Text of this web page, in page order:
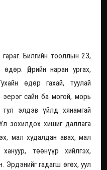
Билгийн тооллын 23,
Өдрийн наран ургах,
өдөр гахай, туулай
сайн ба могой, морь
элдэв үйлд хянамгай
зохилдох хишиг даллага
мал худалдан авах, мал
төөнүүр хийлгэх,
Эрдэнийг гадагш өгөх, уул